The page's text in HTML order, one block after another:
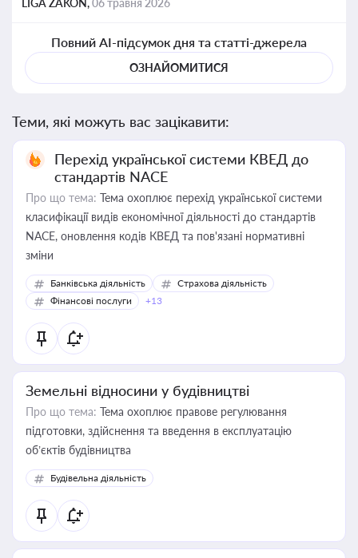
LIGA ZAKON,06 травня 2026
Повний AI-підсумок дня та статті-джерела
ОЗНАЙОМИТИСЯ
Теми, які можуть вас зацікавити:
Перехід української системи КВЕД до
стандартів NACE
Про що тема: Тема охоплює перехід української системи
класифікації видів економічної діяльності до стандартів
NACE, оновлення кодів КВЕД та пов'язані нормативні
зміни
Банківська діяльність
Страхова діяльність
Фінансові послуги
+13
Земельні відносини у будівництві
Про що тема: Тема охоплює правове регулювання
підготовки, здійснення та введення в експлуатацію
об’єктів будівництва
Будівельна діяльність